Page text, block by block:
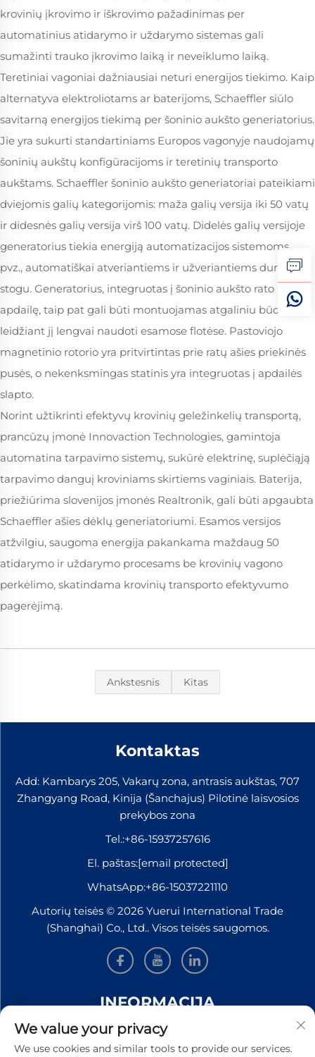
krovinių įkrovimo ir iškrovimo pažadinimas per
automatinius atidarymo ir uždarymo sistemas gali
sumažinti trauko įkrovimo laiką ir neveiklumo laiką.
Teretiniai vagoniai dažniausiai neturi energijos tiekimo. Kaip
alternatyva elektroliotams ar baterijoms, Schaeffler siūlo
savitarną energijos tiekimą per šoninio aukšto generiatorius.
Jie yra sukurti standartiniams Europos vagonyje naudojamų
šoninių aukštų konfigūracijoms ir teretinių transporto
aukštams. Schaeffler šoninio aukšto generiatoriai pateikiami
dviejomis galių kategorijomis: maža galių versija iki 50 vatų
ir didesnės galių versija virš 100 vatų. Didelės galių versijoje
generatorius tiekia energiją automatizacijos sistemoms,
pvz., automatiškai atveriantiems ir užveriantiems durims ir
stogu. Generatorius, integruotas į šoninio aukšto rato
apdailę, taip pat gali būti montuojamas atgaliniu būdu,
leidžiant jį lengvai naudoti esamose flotėse. Pastoviojo
magnetinio rotorio yra pritvirtintas prie ratų ašies priekinės
pusės, o nekenksmingas statinis yra integruotas į apdailės
slapto.
Norint užtikrinti efektyvų krovinių geležinkelių transportą,
prancūzų įmonė Innovaction Technologies, gamintoja
automatina tarpavimo sistemų, sukūrė elektrinę, suplėčiąją
tarpavimo danguį kroviniams skirtiems vaginiais. Baterija,
priežiūrima slovenijos įmonės Realtronik, gali būti apgaubta
Schaeffler ašies dėklų generiatoriumi. Esamos versijos
atžvilgiu, saugoma energija pakankama maždaug 50
atidarymo ir uždarymo procesams be krovinių vagono
perkėlimo, skatindama krovinių transporto efektyvumo
pagerėjimą.
Ankstesnis Kitas
Kontaktas
Add: Kambarys 205, Vakarų zona, antrasis aukštas, 707
Zhangyang Road, Kinija (Šanchajus) Pilotinė laisvosios
prekybos zona
Tel.:+86-15937257616
El. paštas:[email protected]
WhatsApp:+86-15037221110
Autorių teisės © 2026 Yuerui International Trade
(Shanghai) Co., Ltd.. Visos teisės saugomos.
INFORMACIJA
Užsiregistruokite, kad gautumėte mūsų savaitinį
naujienlaiškį
We value your privacy
We use cookies and similar tools to provide our services.